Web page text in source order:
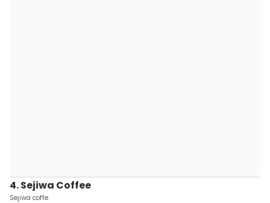
4. Sejiwa Coffee
Sejiwa coffe